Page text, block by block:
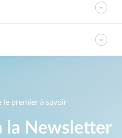
le premier à savoir
la Newsletter